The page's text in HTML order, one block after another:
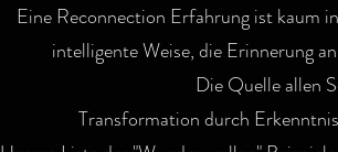
Eine Reconnection Erfahrung ist kaum
intelligente Weise, die Erinnerung
Die Quelle allen
Transformation durch